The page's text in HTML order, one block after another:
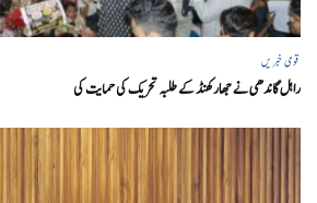
قومی خبریں
راہل گاندھی نے جھارکھنڈ کے طلبہ تحریک کی حمایت کی